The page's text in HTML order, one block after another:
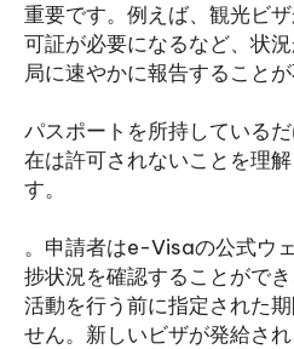
重要です。例えば、観光ビ
可証が必要になるなど、状
局に速やかに報告することが
パスポートを所持している
在は許可されないことを理
す。
。申請者はe-Visaの公式ウ
捗状況を確認することがで
活動を行う前に指定された
せん。新しいビザが発給さ